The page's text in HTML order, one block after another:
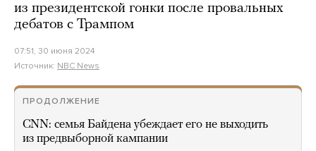
из президентской гонки после провальных
дебатов с Трампом
07:51, 30 июня 2024
Источник: NBC News
ПРОДОЛЖЕНИЕ
CNN: семья Байдена убеждает его не выходить
из предвыборной кампании